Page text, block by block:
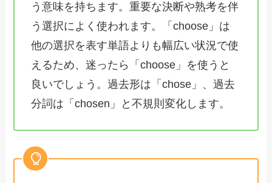
う意味を持ちます。重要な決断や熟考を伴
う選択によく使われます。「choose」は
他の選択を表す単語よりも幅広い状況で使
えるため、迷ったら「choose」を使うと
良いでしょう。過去形は「chose」、過去
分詞は「chosen」と不規則変化します。